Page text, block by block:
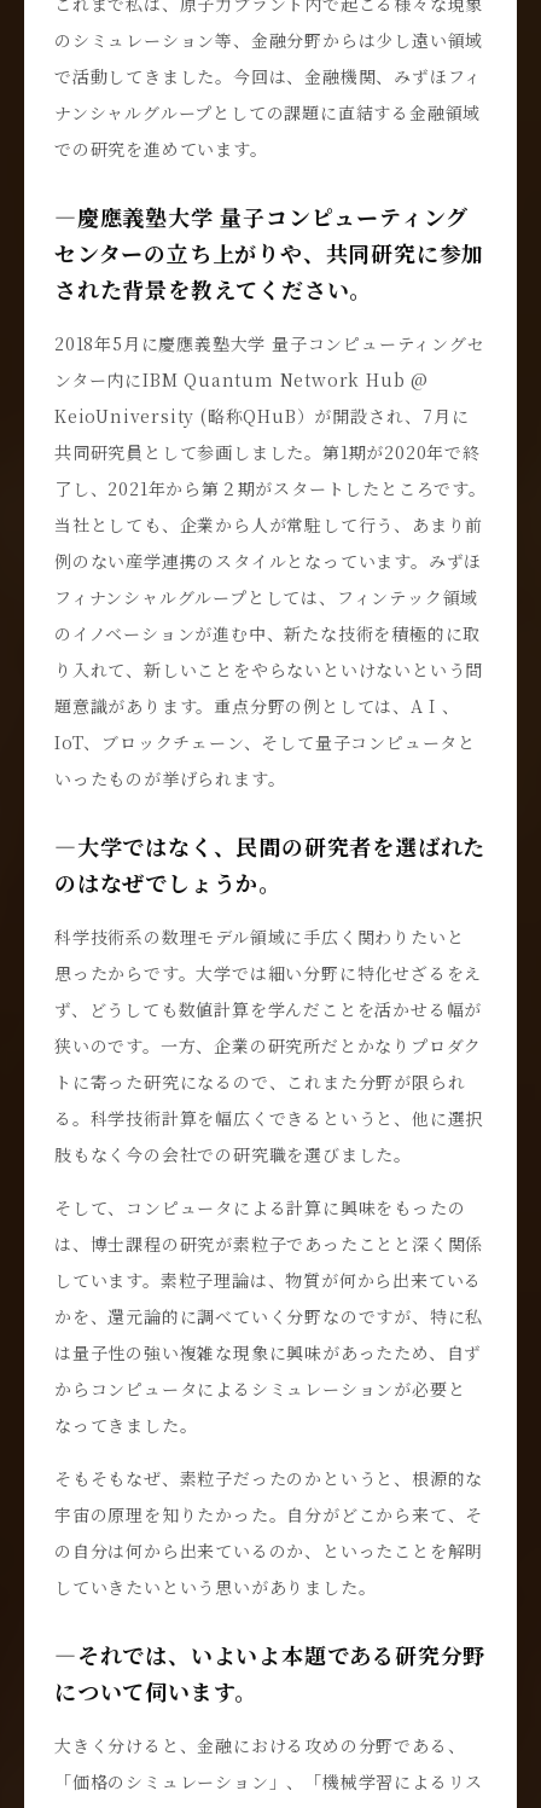
のシミュレーション等、金融分野からは少し遠い領域
で活動してきました。今回は、金融機関、みずほフィ
ナンシャルグループとしての課題に直結する金融領域
での研究を進めています。
―慶應義塾大学 量子コンピューティング
センターの立ち上がりや、共同研究に参加
された背景を教えてください。
2018年5月に慶應義塾大学 量子コンピューティングセ
ンター内にIBM Quantum Network Hub @
KeioUniversity (略称QHuB）が開設され、7月に
共同研究員として参画しました。第1期が2020年で終
了し、2021年から第２期がスタートしたところです。
当社としても、企業から人が常駐して行う、あまり前
例のない産学連携のスタイルとなっています。みずほ
フィナンシャルグループとしては、フィンテック領域
のイノベーションが進む中、新たな技術を積極的に取
り入れて、新しいことをやらないといけないという問
題意識があります。重点分野の例としては、AＩ、
IoT、ブロックチェーン、そして量子コンピュータと
いったものが挙げられます。
―大学ではなく、民間の研究者を選ばれた
のはなぜでしょうか。
科学技術系の数理モデル領域に手広く関わりたいと
思ったからです。大学では細い分野に特化せざるをえ
ず、どうしても数値計算を学んだことを活かせる幅が
狭いのです。一方、企業の研究所だとかなりプロダク
トに寄った研究になるので、これまた分野が限られ
る。科学技術計算を幅広くできるというと、他に選択
肢もなく今の会社での研究職を選びました。
そして、コンピュータによる計算に興味をもったの
は、博士課程の研究が素粒子であったことと深く関係
しています。素粒子理論は、物質が何から出来ている
かを、還元論的に調べていく分野なのですが、特に私
は量子性の強い複雑な現象に興味があったため、自ず
からコンピュータによるシミュレーションが必要と
なってきました。
そもそもなぜ、素粒子だったのかというと、根源的な
宇宙の原理を知りたかった。自分がどこから来て、そ
の自分は何から出来ているのか、といったことを解明
していきたいという思いがありました。
―それでは、いよいよ本題である研究分野
について伺います。
大きく分けると、金融における攻めの分野である、
「価格のシミュレーション」、「機械学習によるリス